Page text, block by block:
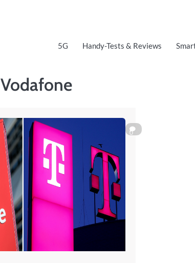
5G Handy-Tests & Reviews
Vodafone
0